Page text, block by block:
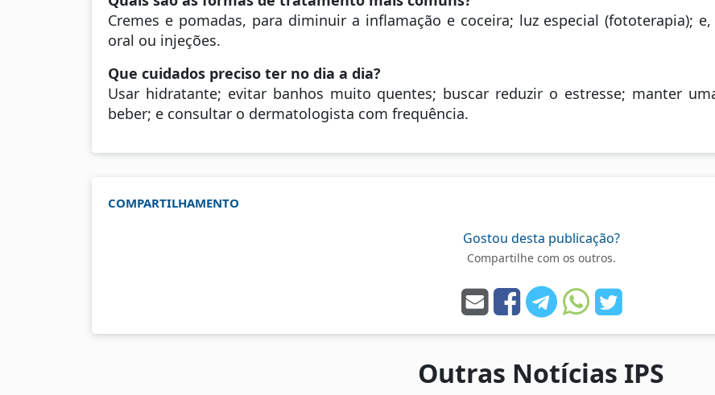
Cremes e pomadas, para diminuir a inflamação e coceira; luz especial (fototerapia);
oral ou injeções.
Que cuidados preciso ter no dia a dia?
Usar hidratante; evitar banhos muito quentes; buscar reduzir o estresse; manter
beber; e consultar o dermatologista com frequência.
COMPARTILHAMENTO
Gostou desta publicação?
Compartilhe com os outros.
Outras Notícias IPS